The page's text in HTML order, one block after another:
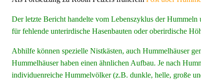
Der letzte Bericht handelte vom Lebenszyklus der
für fehlende unterirdische Hasenbauten oder oberirdische
Abhilfe können spezielle Nistkästen, auch Hummelhäuser
Hummelhäuser haben einen ähnlichen Aufbau. Je nach
individuenreiche Hummelvölker (z.B. dunkle, helle, große